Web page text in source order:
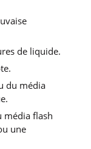
de liquide.
du média
média flash
une